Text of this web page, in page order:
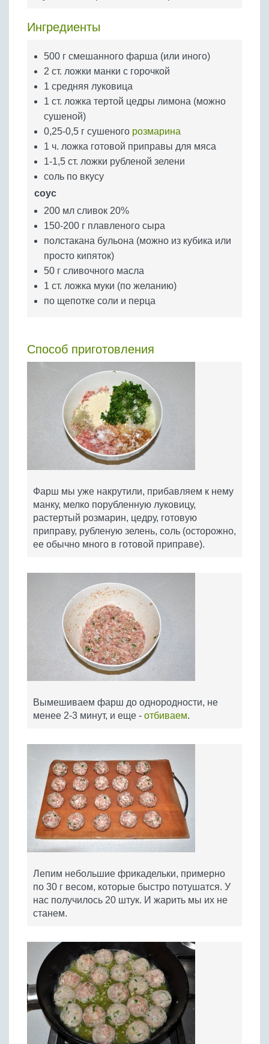
Яйца
Ингредиенты
500 г смешанного фарша (или иного)
2 ст. ложки манки с горочкой
1 средняя луковица
1 ст. ложка тертой цедры лимона (можно
сушеной)
0,25-0,5 г сушеного розмарина
1 ч. ложка готовой приправы для мяса
1-1,5 ст. ложки рубленой зелени
соль по вкусу
соус
200 мл сливок 20%
150-200 г плавленого сыра
полстакана бульона (можно из кубика или
просто кипяток)
50 г сливочного масла
1 ст. ложка муки (по желанию)
по щепотке соли и перца
Способ приготовления
Фарш мы уже накрутили, прибавляем к нему
манку, мелко порубленную луковицу,
растертый розмарин, цедру, готовую
приправу, рубленую зелень, соль (осторожно,
ее обычно много в готовой приправе).
Вымешиваем фарш до однородности, не
менее 2-3 минут, и еще - отбиваем.
Лепим небольшие фрикадельки, примерно
по 30 г весом, которые быстро потушатся. У
нас получилось 20 штук. И жарить мы их не
станем.